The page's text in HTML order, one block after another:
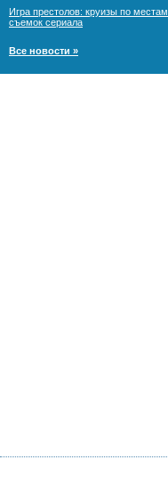
Игра престолов: круизы по местам
съемок сериала
Все новости »